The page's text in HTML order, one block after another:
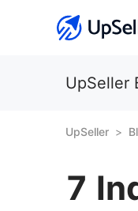
UpSeller
UpSeller
7